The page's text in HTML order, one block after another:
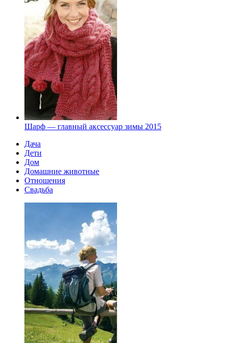
Шарф — главный аксессуар зимы 2015
Дача
Дети
Дом
Домашние животные
Отношения
Свадьба